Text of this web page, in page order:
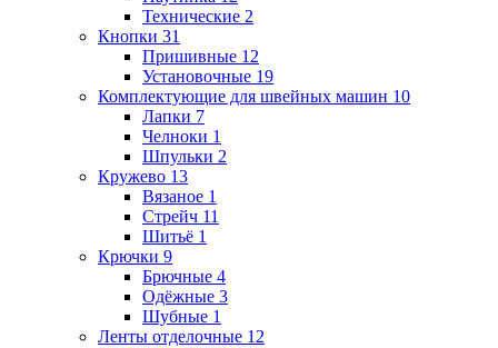
Технические 2
Кнопки 31
Пришивные 12
Установочные 19
Комплектующие для швейных машин 10
Лапки 7
Челноки 1
Шпульки 2
Кружево 13
Вязаное 1
Стрейч 11
Шитьё 1
Крючки 9
Брючные 4
Одёжные 3
Шубные 1
Ленты отделочные 12